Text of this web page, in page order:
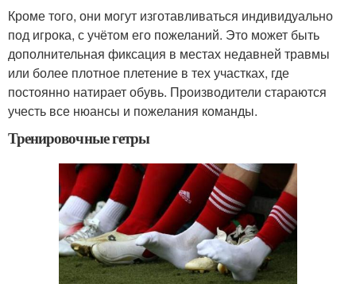
Кроме того, они могут изготавливаться индивидуально
под игрока, с учётом его пожеланий. Это может быть
дополнительная фиксация в местах недавней травмы
или более плотное плетение в тех участках, где
постоянно натирает обувь. Производители стараются
учесть все нюансы и пожелания команды.
Тренировочные гетры